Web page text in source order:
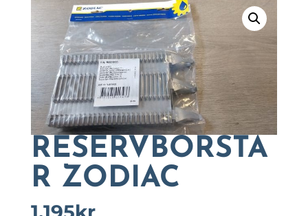
RESERVBORSTA
R ZODIAC